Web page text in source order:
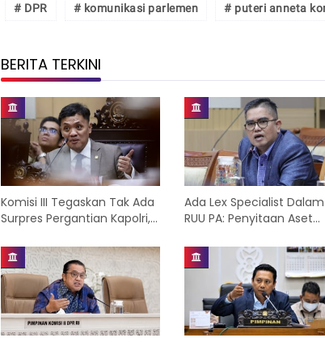
# DPR # komunikasi parlemen # puteri anneta
BERITA TERKINI
Komisi III Tegaskan Tak Ada
Surpres Pergantian Kapolri,
Isu Menyesatkan
Ada Lex Specialist Dalam
RUU PA: Penyitaan Aset
Perlu Diuji